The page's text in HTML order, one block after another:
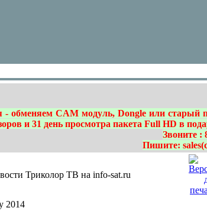
- обменяем CAM модуль, Dongle или
и 31 день просмотра пакета Full HD в
Звоните :
Пишите:
Триколор ТВ на info-sat.ru
2014